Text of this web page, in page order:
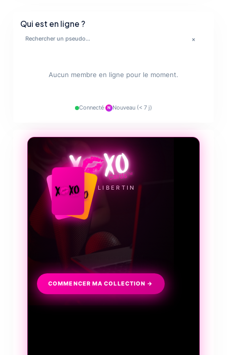
Qui est en ligne ?
×
Aucun membre en ligne pour le moment.
Connecté· N Nouveau (< 7 j)
🔥
LE JEU LIBERTIN
Collectionnez, échangez, discutez
et surtout frissonnez...
COMMENCER MA COLLECTION →